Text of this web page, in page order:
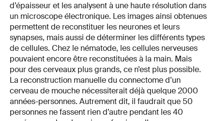
d’épaisseur et les analysent à une haute résolution dans
un microscope électronique. Les images ainsi obtenues
permettent de reconstituer les neurones et leurs
synapses, mais aussi de déterminer les différents types
de cellules. Chez le nématode, les cellules nerveuses
pouvaient encore être reconstituées à la main. Mais
pour des cerveaux plus grands, ce n’est plus possible.
La reconstruction manuelle du connectome d’un
cerveau de mouche nécessiterait déjà quelque 2000
années-personnes. Autrement dit, il faudrait que 50
personnes ne fassent rien d’autre pendant les 40